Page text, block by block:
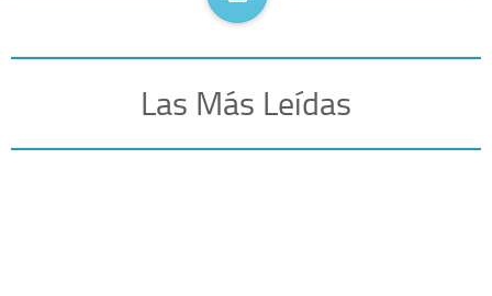
Las Más Leídas